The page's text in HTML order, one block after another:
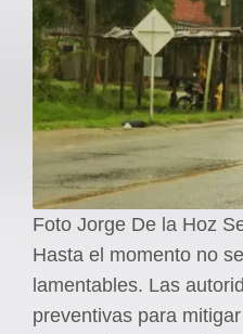
Foto Jorge De la Hoz
Hasta el momento no
lamentables. Las
preventivas para